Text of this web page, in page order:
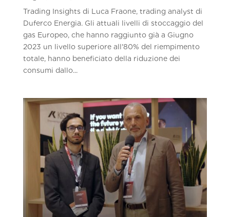
Trading Insights di Luca Fraone, trading analyst di
Duferco Energia. Gli attuali livelli di stoccaggio del
gas Europeo, che hanno raggiunto già a Giugno
2023 un livello superiore all'80% del riempimento
totale, hanno beneficiato della riduzione dei
consumi dallo...